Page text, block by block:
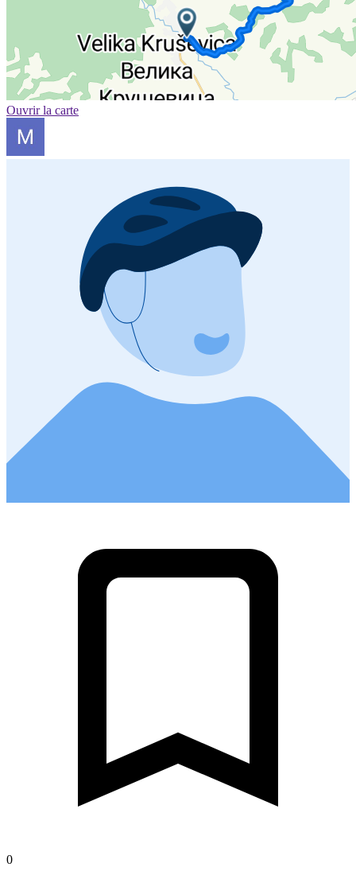
Ouvrir la carte
0